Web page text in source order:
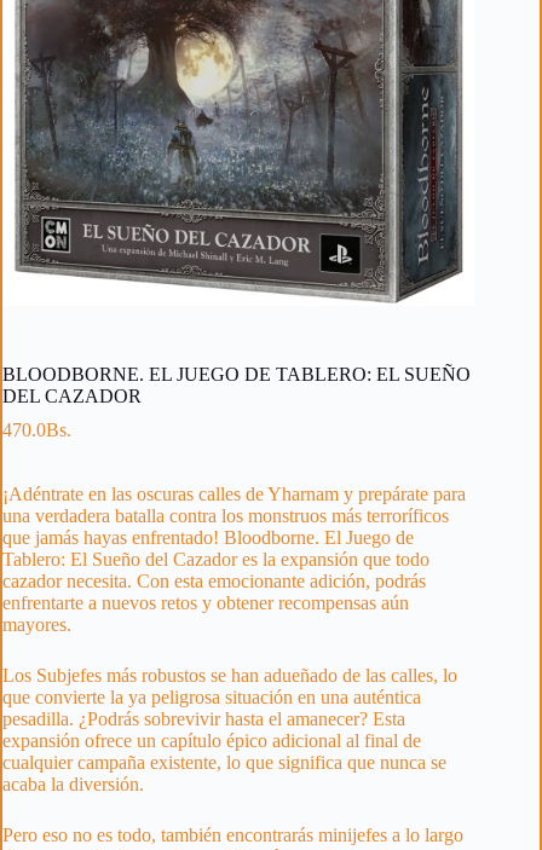
BLOODBORNE. EL JUEGO DE TABLERO: EL SUEÑO
DEL CAZADOR
470.0Bs.
¡Adéntrate en las oscuras calles de Yharnam y prepárate para
una verdadera batalla contra los monstruos más terroríficos
que jamás hayas enfrentado! Bloodborne. El Juego de
Tablero: El Sueño del Cazador es la expansión que todo
cazador necesita. Con esta emocionante adición, podrás
enfrentarte a nuevos retos y obtener recompensas aún
mayores.
Los Subjefes más robustos se han adueñado de las calles, lo
que convierte la ya peligrosa situación en una auténtica
pesadilla. ¿Podrás sobrevivir hasta el amanecer? Esta
expansión ofrece un capítulo épico adicional al final de
cualquier campaña existente, lo que significa que nunca se
acaba la diversión.
Pero eso no es todo, también encontrarás minijefes a lo largo